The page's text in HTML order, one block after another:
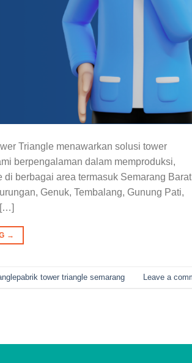
Triangle menawarkan solusi tower
berpengalaman dalam memproduksi,
berbagai area termasuk Semarang
Genuk, Tembalang, Gunung Pati,
[…]
→
tower triangle semarang Leave a